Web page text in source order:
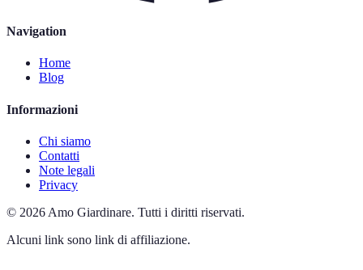
Navigation
Home
Blog
Informazioni
Chi siamo
Contatti
Note legali
Privacy
© 2026 Amo Giardinare. Tutti i diritti riservati.
Alcuni link sono link di affiliazione.